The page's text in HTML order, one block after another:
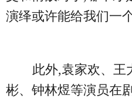
演绎或许能给我们一
此外,袁家欢、王
彬、钟林煜等演员在